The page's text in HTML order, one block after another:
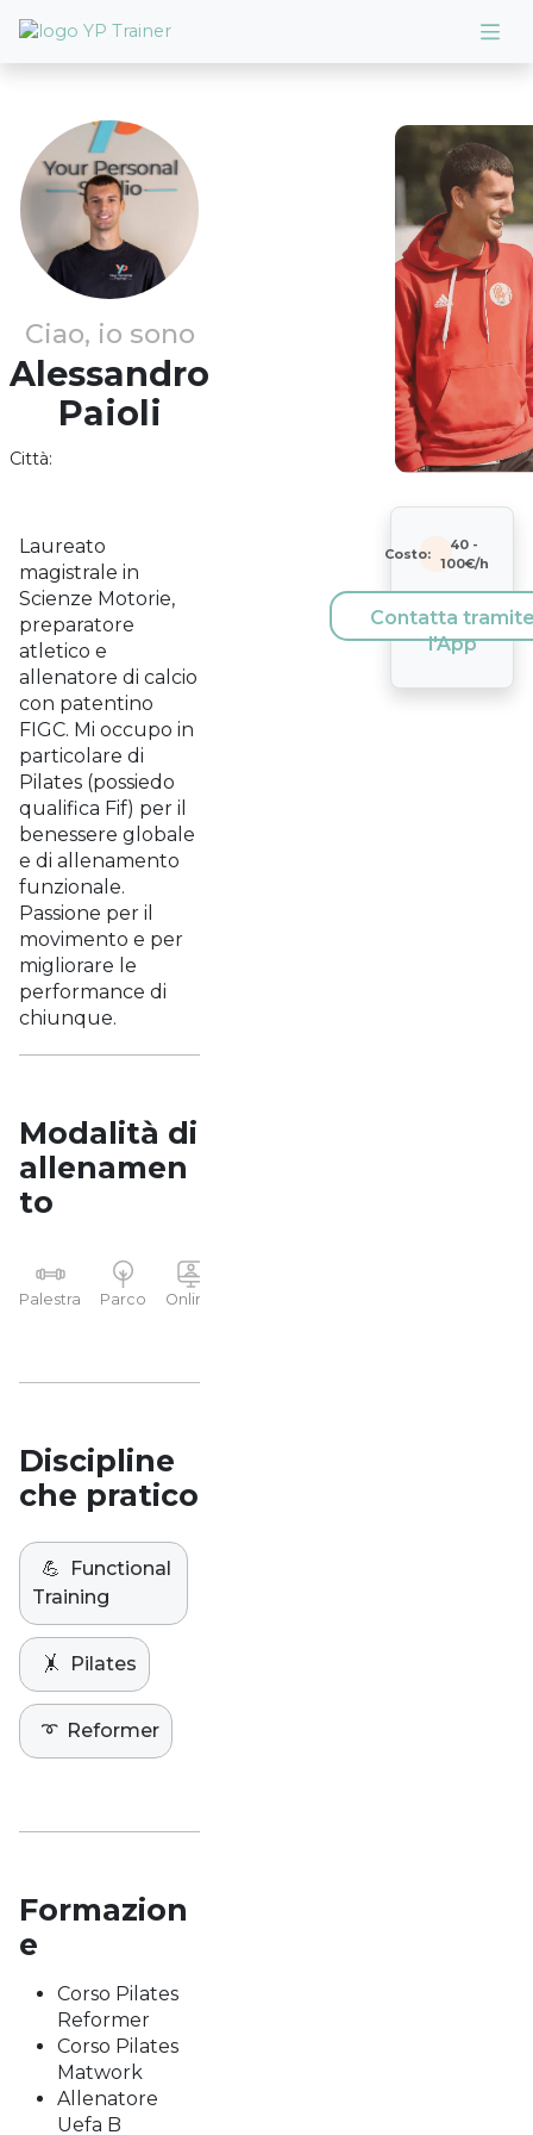
Ciao, io sono
Alessandro
Paioli
Città:
Laureato
magistrale in
Scienze Motorie,
preparatore
atletico e
allenatore di calcio
con patentino
FIGC. Mi occupo in
particolare di
Pilates (possiedo
qualifica Fif) per il
benessere globale
e di allenamento
funzionale.
Passione per il
movimento e per
migliorare le
performance di
chiunque.
Modalità di
allenamen
to
Palestra Parco Online
Discipline
che pratico
💪
Functional
Training
🤸 Pilates
➰ Reformer
Formazion
e
Corso Pilates
Reformer
Corso Pilates
Matwork
Allenatore
Uefa B
Costo:
40 -
100€/h
Contatta
l'App